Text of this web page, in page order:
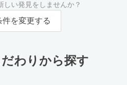
しい発見をしませんか？
件を変更する
わりから探す